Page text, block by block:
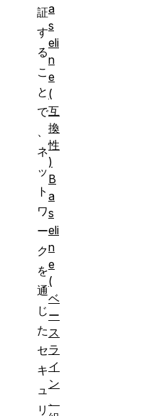
証
す
る
こ
と
で
ネ
ッ
ト
ワ
ー
ク
を
通
じ
た
セ
キ
ュ
リ
a
s
eli
n
e
(
互
換
性
)
B
a
s
eli
n
e
(
ベ
ー
ス
ラ
イ
ン
、